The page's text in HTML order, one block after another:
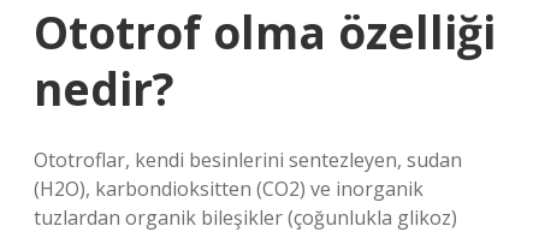
Ototrof olma özelliği
nedir?
Ototroflar, kendi besinlerini sentezleyen, sudan
(H2O), karbondioksitten (CO2) ve inorganik
tuzlardan organik bileşikler (çoğunlukla glikoz)